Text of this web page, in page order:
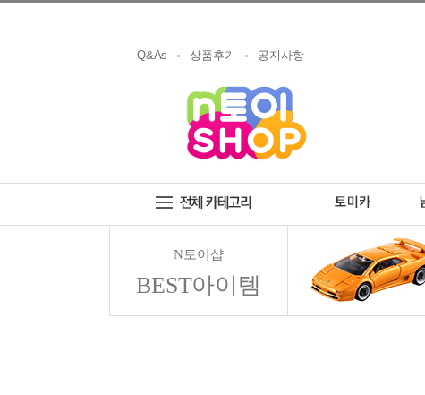
Q&As 상품후기 공지사항
N토이샵
BEST아이템